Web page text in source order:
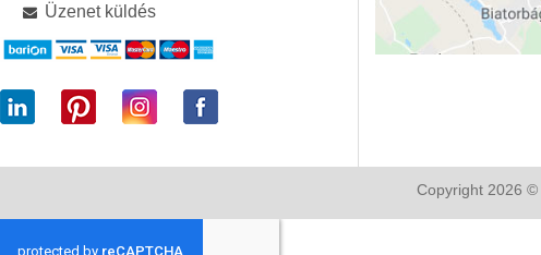
Üzenet küldés
Copyright 2026 ©